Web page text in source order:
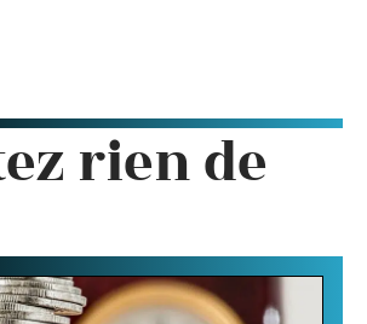
rien de